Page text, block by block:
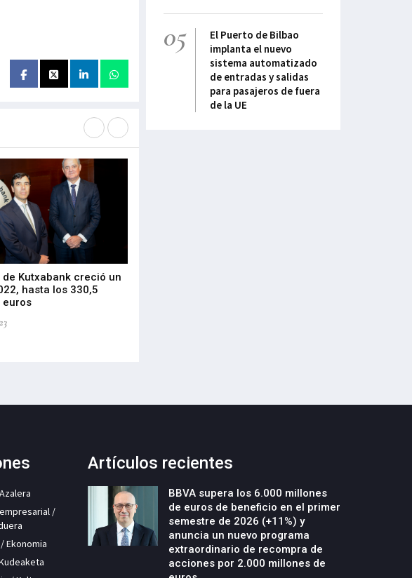
de Kutxabank creció un
hasta los 330,5
euros
05
El Puerto de Bilbao
implanta el nuevo
sistema automatizado
de entradas y salidas
para pasajeros de fuera
de la UE
/
Ekonomia
Artículos recientes
BBVA supera los 6.000 millones
de euros de beneficio en el primer
semestre de 2026 (+11%) y
anuncia un nuevo programa
extraordinario de recompra de
acciones por 2.000 millones de